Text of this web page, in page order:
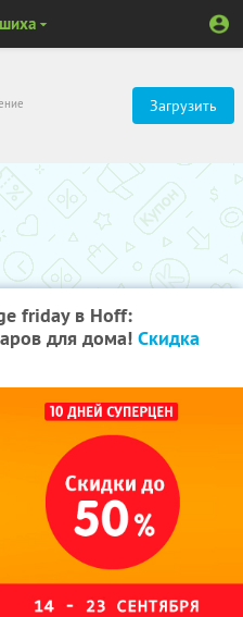
Загрузить
friday в Hoff:
для дома! Скидка